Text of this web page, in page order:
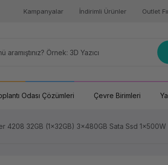
Kampanyalar İndirimli Ürünler Outlet
Odası Çözümleri Çevre Birimleri
4208 32GB (1x32GB) 3x480GB Sata Ssd